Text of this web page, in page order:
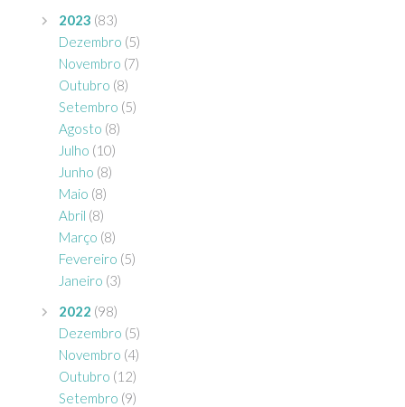
2023 (83)
Dezembro (5)
Novembro (7)
Outubro (8)
Setembro (5)
Agosto (8)
Julho (10)
Junho (8)
Maio (8)
Abril (8)
Março (8)
Fevereiro (5)
Janeiro (3)
2022 (98)
Dezembro (5)
Novembro (4)
Outubro (12)
Setembro (9)